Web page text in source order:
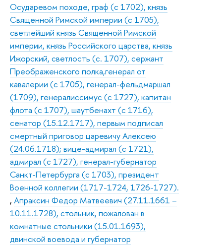
Осударевом походе, граф (с 1702), князь
Священной Римской империи (с 1705),
светлейший князь Священной Римской
империи, князь Российского царства, князь
Ижорский, светлость (с. 1707), сержант
Преображенского полка,генерал от
кавалерии (с 1705), генерал-фельдмаршал
(1709), генералиссимус (с 1727), капитан
флота (с 1707), шаутбенахт (с 1716),
сенатор (15.12.1717), первым подписал
смертный приговор царевичу Алексею
(24.06.1718); вице-адмирал (с 1721),
адмирал (с 1727), генерал-губернатор
Санкт-Петербурга (с 1703), президент
Военной коллегии (1717-1724, 1726-1727).
, Апраксин Федор Матвеевич (27.11.1661 –
10.11.1728), стольник, пожалован в
комнатные стольники (15.01.1693),
двинской воевода и губернатор